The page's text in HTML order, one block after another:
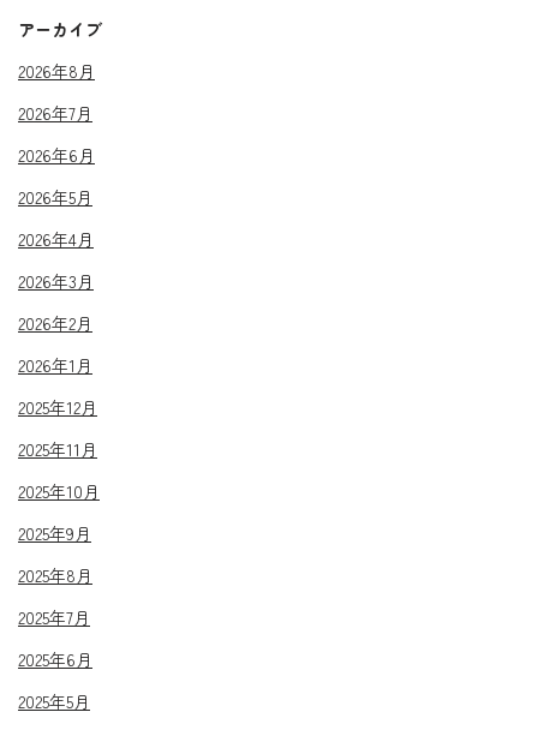
アーカイブ
2026年8月
2026年7月
2026年6月
2026年5月
2026年4月
2026年3月
2026年2月
2026年1月
2025年12月
2025年11月
2025年10月
2025年9月
2025年8月
2025年7月
2025年6月
2025年5月